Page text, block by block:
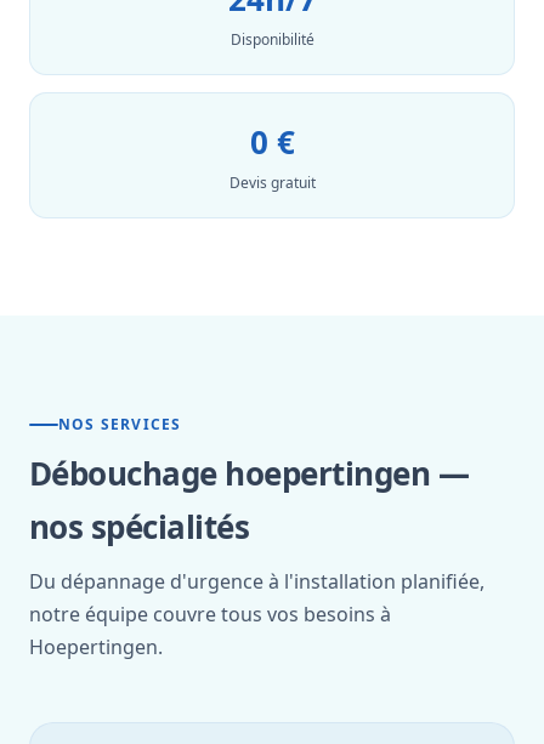
Disponibilité
0 €
Devis gratuit
NOS SERVICES
Débouchage hoepertingen —
nos spécialités
Du dépannage d'urgence à l'installation planifiée,
notre équipe couvre tous vos besoins à
Hoepertingen.